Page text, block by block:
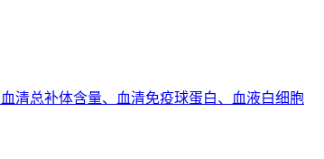
清总补体含量、血清免疫球蛋白、血液白细胞